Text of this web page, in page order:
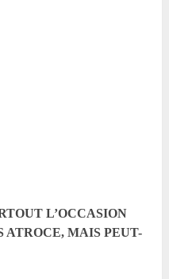
L’OCCASION
ATROCE, MAIS PEUT-